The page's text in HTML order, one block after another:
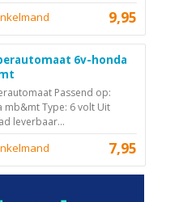
9,95
6v-honda
Passend op:
mb&mt Type: 6 volt Uit
leverbaar...
7,95